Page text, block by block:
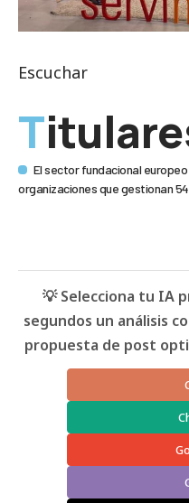
Escuchar
El sector fundacional
organizaciones que gestionan
💡 Selecciona tu IA
segundos un análisis
propuesta de post